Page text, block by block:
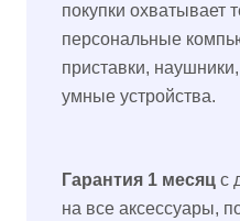
покупки
персональные
приставки,
умные устройства.
Гарантия 1 месяц с
на все аксессуары,